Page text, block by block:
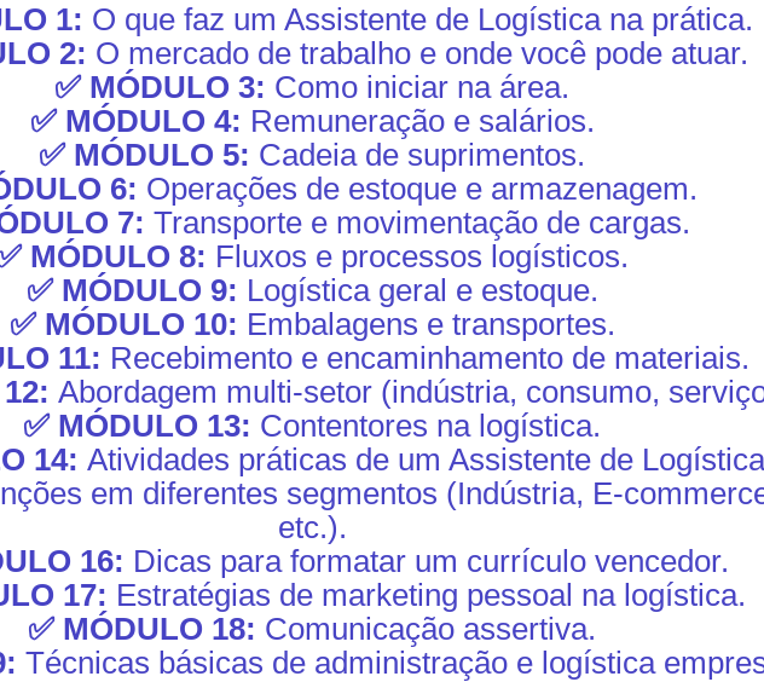
1: O que faz um Assistente de Logística na prática.
2: O mercado de trabalho e onde você pode atuar.
✅ MÓDULO 3: Como iniciar na área.
✅ MÓDULO 4: Remuneração e salários.
✅ MÓDULO 5: Cadeia de suprimentos.
6: Operações de estoque e armazenagem.
7: Transporte e movimentação de cargas.
MÓDULO 8: Fluxos e processos logísticos.
✅ MÓDULO 9: Logística geral e estoque.
✅ MÓDULO 10: Embalagens e transportes.
11: Recebimento e encaminhamento de materiais.
Abordagem multi-setor (indústria, consumo,
✅ MÓDULO 13: Contentores na logística.
14: Atividades práticas de um Assistente de
em diferentes segmentos (Indústria, E-
etc.).
16: Dicas para formatar um currículo vencedor.
17: Estratégias de marketing pessoal na logística.
✅ MÓDULO 18: Comunicação assertiva.
Técnicas básicas de administração e logística